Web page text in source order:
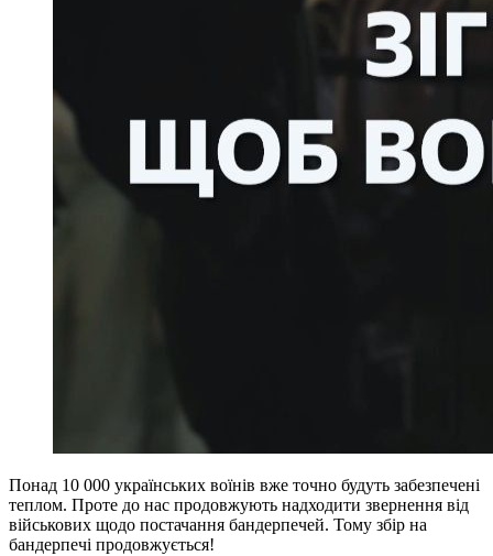
Понад 10 000 українських воїнів вже точно будуть забезпечені
теплом. Проте до нас продовжують надходити звернення від
військових щодо постачання бандерпечей. Тому збір на
бандерпечі продовжується!